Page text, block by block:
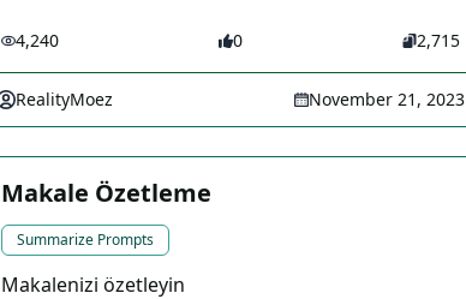
4,240 0 2,715
RealityMoez November 21, 2023
Makale Özetleme
Summarize Prompts
Makalenizi özetleyin